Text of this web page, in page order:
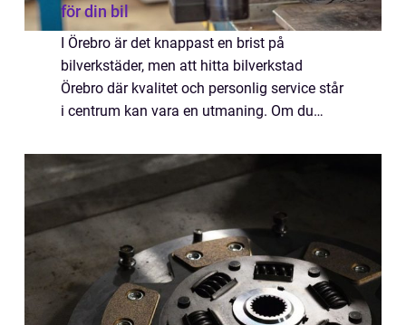
för din bil
I Örebro är det knappast en brist på
bilverkstäder, men att hitta bilverkstad
Örebro där kvalitet och personlig service står
i centrum kan vara en utmaning. Om du